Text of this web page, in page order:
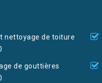
nettoyage de toiture
de gouttières